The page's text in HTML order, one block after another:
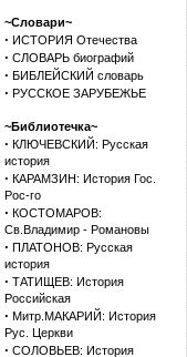
~Словари~
· ИСТОРИЯ Отечества
· СЛОВАРЬ биографий
· БИБЛЕЙСКИЙ словарь
· РУССКОЕ ЗАРУБЕЖЬЕ
~Библиотечка~
· КЛЮЧЕВСКИЙ: Русская
история
· КАРАМЗИН: История Гос.
Рос-го
· КОСТОМАРОВ:
Св.Владимир - Романовы
· ПЛАТОНОВ: Русская
история
· ТАТИЩЕВ: История
Российская
· Митр.МАКАРИЙ: История
Рус. Церкви
· СОЛОВЬЕВ: История